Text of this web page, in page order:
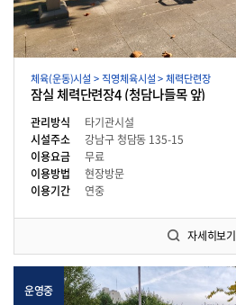
체육(운동)시설 > 직영체육시설 > 체력단련장
잠실 체력단련장4 (청담나들목 앞)
관리방식
타기관시설
시설주소
강남구 청담동 135-15
이용요금
무료
이용방법
현장방문
이용기간
연중
자세히보기
운영중